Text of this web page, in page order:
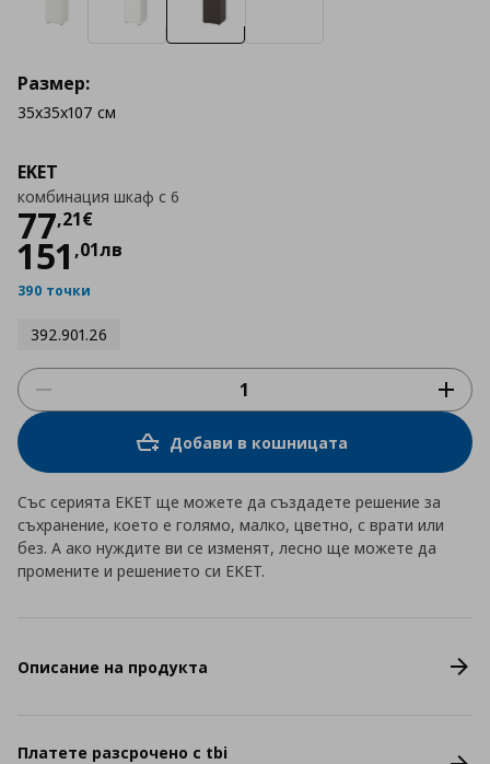
EKET
комбинация шкаф с 6
77,21€
Цена
151 ,01лв
390 точки
392.901.26
Размер:
35x35x107 см
Добави в кошницата
Със серията EKET ще можете да създадете решение за
съхранение, което е голямо, малко, цветно, с врати или
без. А ако нуждите ви се изменят, лесно ще можете да
промените и решението си EKET.
Описание на продукта
Платете разсрочено с tbi